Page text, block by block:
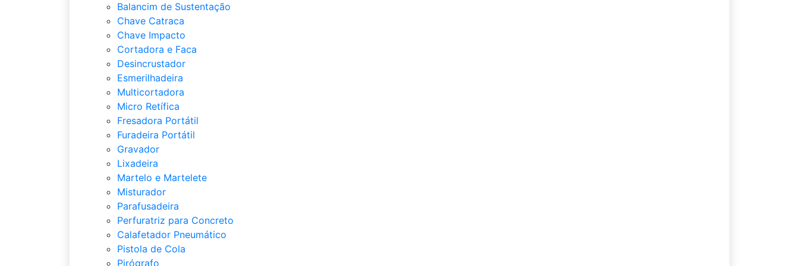
Balancim de Sustentação
Chave Catraca
Chave Impacto
Cortadora e Faca
Desincrustador
Esmerilhadeira
Multicortadora
Micro Retífica
Fresadora Portátil
Furadeira Portátil
Gravador
Lixadeira
Martelo e Martelete
Misturador
Parafusadeira
Perfuratriz para Concreto
Calafetador Pneumático
Pistola de Cola
Pirógrafo